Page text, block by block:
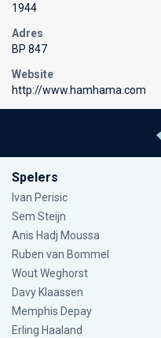
1944
Adres
BP 847
Website
http://www.hamhama.com
Spelers
Ivan Perisic
Sem Steijn
Anis Hadj Moussa
Ruben van Bommel
Wout Weghorst
Davy Klaassen
Memphis Depay
Erling Haaland